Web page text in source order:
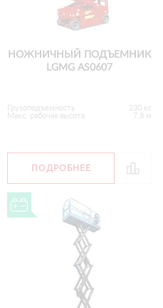
НОЖНИЧНЫЙ ПОДЪЕМНИК
LGMG AS0607
Грузоподъемность
230 кг
Макс. рабочая высота
7.8 м
ПОДРОБНЕЕ